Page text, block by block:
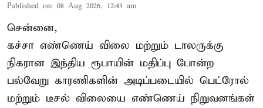
Published on: 08 Aug 2026, 12:43 am
சென்னை,
கச்சா எண்ணெய் விலை மற்றும் டாலருக்கு
நிகரான இந்திய ரூபாயின் மதிப்பு போன்ற
பல்வேறு காரணிகளின் அடிப்படையில் பெட்ரோல்
மற்றும் டீசல் விலையை எண்ணெய் நிறுவனங்கள்